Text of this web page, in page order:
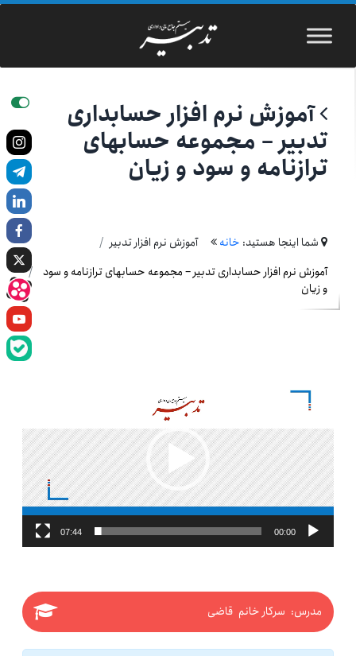
آموزش نرم افزار حسابداری
تدبیر – مجموعه حسابهای
ترازنامه و سود و زیان
شما اینجا هستید: خانه
آموزش نرم افزار تدبیر
آموزش نرم افزار حسابداری تدبیر – مجموعه حسابهای ترازنامه و سود
و زیان
ویدیو
00:00
07:44
مدرس: سرکار خانم قاضی